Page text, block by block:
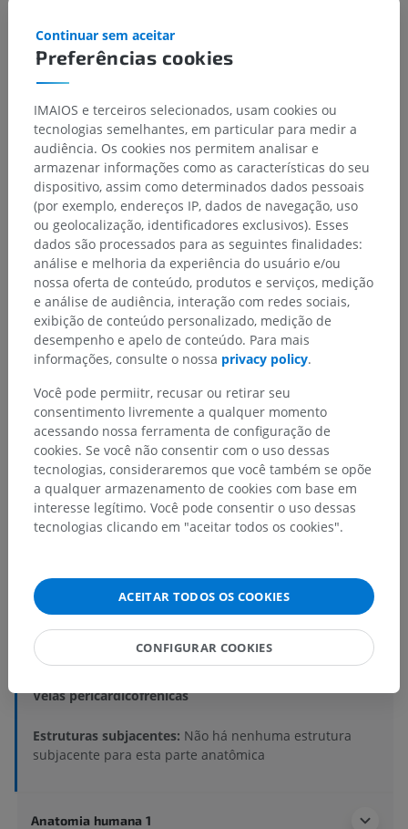
Anatomia humana 2
Corpo humano
Sistema circulatório> Veias sistêmicas
Veias pericardicofrênicas
Estruturas subjacentes: Não há nenhuma estrutura
subjacente para esta parte anatômica
Anatomia humana 1
Preferências cookies
Continuar sem aceitar
IMAIOS e terceiros selecionados, usam cookies ou
tecnologias semelhantes, em particular para medir a
audiência. Os cookies nos permitem analisar e
armazenar informações como as características do seu
dispositivo, assim como determinados dados pessoais
(por exemplo, endereços IP, dados de navegação, uso
ou geolocalização, identificadores exclusivos). Esses
dados são processados para as seguintes finalidades:
análise e melhoria da experiência do usuário e/ou
nossa oferta de conteúdo, produtos e serviços, medição
e análise de audiência, interação com redes sociais,
exibição de conteúdo personalizado, medição de
desempenho e apelo de conteúdo. Para mais
informações, consulte o nossa privacy policy.
Você pode permiitr, recusar ou retirar seu
consentimento livremente a qualquer momento
acessando nossa ferramenta de configuração de
cookies. Se você não consentir com o uso dessas
tecnologias, consideraremos que você também se opõe
a qualquer armazenamento de cookies com base em
interesse legítimo. Você pode consentir o uso dessas
tecnologias clicando em "aceitar todos os cookies".
ACEITAR TODOS OS COOKIES
CONFIGURAR COOKIES